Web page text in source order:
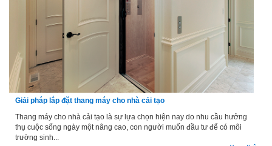
Giải pháp lắp đặt thang máy cho nhà cải tạo
Thang máy cho nhà cải tạo là sự lựa chọn hiện nay do nhu cầu hưởng
thụ cuộc sống ngày một nâng cao, con người muốn đầu tư để có môi
trường sinh...